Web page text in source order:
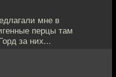
мне в
перцы там
за них...